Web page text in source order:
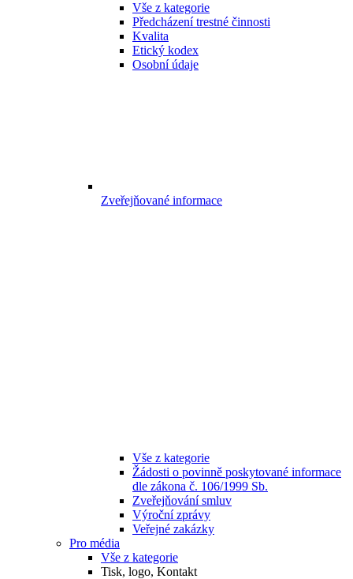
Vše z kategorie
Předcházení trestné činnosti
Kvalita
Etický kodex
Osobní údaje
Zveřejňované informace
Vše z kategorie
Žádosti o povinně poskytované informace
dle zákona č. 106/1999 Sb.
Zveřejňování smluv
Výroční zprávy
Veřejné zakázky
Pro média
Vše z kategorie
Tisk, logo, Kontakt